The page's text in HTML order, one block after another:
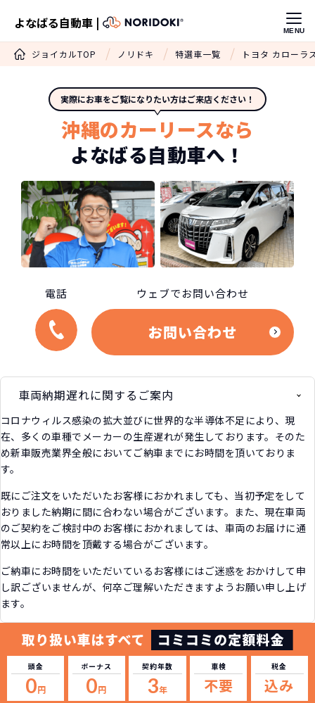
よなばる自動車 | MENU
ジョイカルTOP ノリドキ 特選車一覧 トヨタ カローラ
実際にお車をご覧になりたい方はご来店ください！
沖縄のカーリースなら
よなばる自動車へ！
電話 ウェブでお問い合わせ
お問い合わせ
車両納期遅れに関するご案内
コロナウィルス感染の拡大並びに世界的な半導体不足により、現
在、多くの車種でメーカーの生産遅れが発生しております。そのた
め新車販売業界全般においてご納車までにお時間を頂いておりま
す。
既にご注文をいただいたお客様におかれましても、当初予定をして
おりました納期に間に合わない場合がございます。また、現在車両
のご契約をご検討中のお客様におかれましては、車両のお届けに通
常以上にお時間を頂戴する場合がございます。
ご納車にお時間をいただいているお客様にはご迷惑をおかけして申
し訳ございませんが、何卒ご理解いただきますようお願い申し上げ
ます。
頭金
0円
ボーナス
0円
契約年数
3年
車検
不要
税金
込み